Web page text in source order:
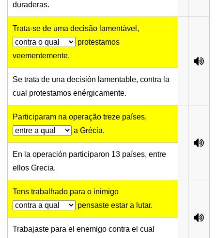
duraderas.
Trata-se de uma decisão lamentável,
protestamos
veementemente.
Se trata de una decisión lamentable, contra la
cual protestamos enérgicamente.
Participaram na operação treze países,
a Grécia.
En la operación participaron 13 países, entre
ellos Grecia.
Tens trabalhado para o inimigo
pensaste estar a lutar.
Trabajaste para el enemigo contra el cual